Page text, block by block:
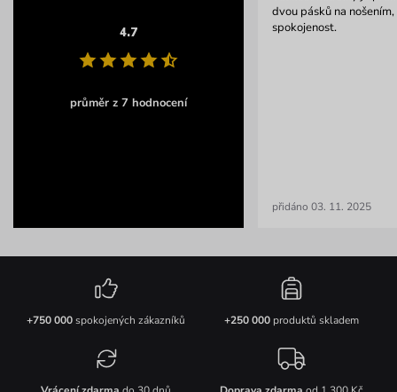
4.7
průměr z 7 hodnocení
dvou pásků na
spokojenost.
přidáno 03. 11. 2025
+750 000spokojených zákazníků +250 000produktů skladem